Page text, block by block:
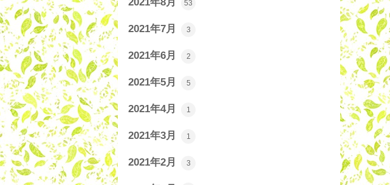
53
2021年7月 3
2021年6月 2
2021年5月 5
2021年4月 1
2021年3月 1
2021年2月 3